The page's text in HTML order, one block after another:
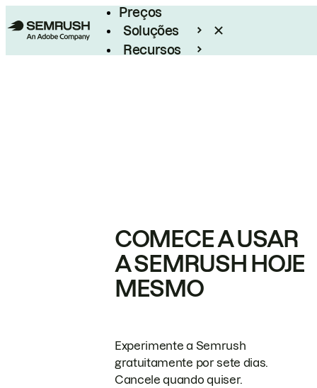
Preços
Soluções
Recursos
COMECE A USAR
A SEMRUSH HOJE
MESMO
Experimente a Semrush
gratuitamente por sete dias.
Cancele quando quiser.